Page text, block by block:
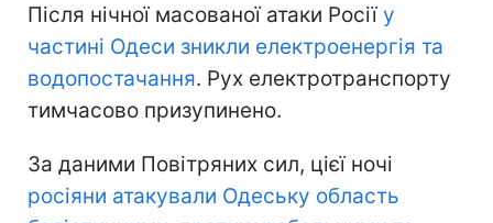
Після нічної масованої атаки Росіїу
частині Одеси зникли електроенергія та
водопостачання. Рух електротранспорту
тимчасово призупинено.
За даними Повітряних сил, цієї ночі
росіяни атакували Одеську область